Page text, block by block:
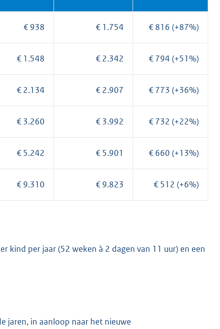
€ 938 € 1.754 € 816 (+87%)
€ 1.548 € 2.342 € 794 (+51%)
€ 2.134 € 2.907 € 773 (+36%)
€ 3.260 € 3.992 € 732 (+22%)
€ 5.242 € 5.901 € 660 (+13%)
€ 9.310 € 9.823 € 512 (+6%)
kind per jaar (52 weken à 2 dagen van 11 uur) en een
jaren, in aanloop naar het nieuwe